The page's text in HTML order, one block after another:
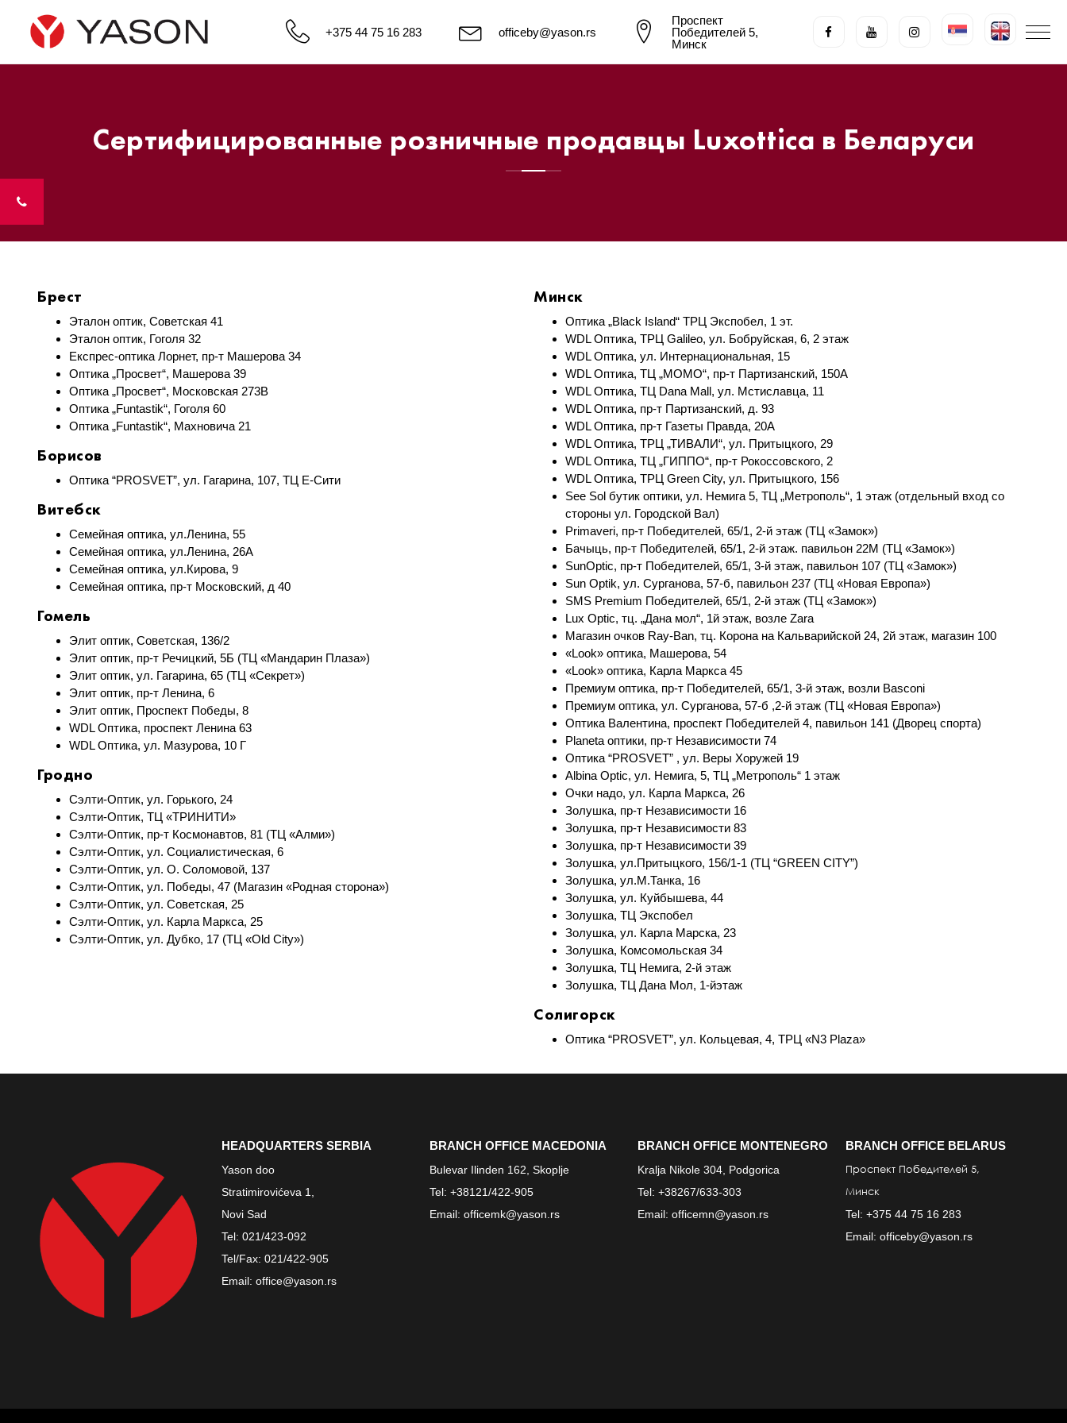
+375 44 75 16 283 officeby@yason.rs
Проспект
Победителeй 5,
Минск
Сертифицированные розничные продавцы Luxottica в Беларуси
Брест
Эталон оптик, Советская 41
Эталон оптик, Гоголя 32
Експрес-оптика Лорнет, пр-т Машерова 34
Оптика „Просвет“, Машерова 39
Оптика „Просвет“, Московская 273В
Оптика „Funtastik“, Гоголя 60
Оптика „Funtastik“, Махновича 21
Борисов
Оптика “PROSVET”, ул. Гагарина, 107, ТЦ Е-Сити
Витебск
Семейная оптика, ул.Ленина, 55
Семейная оптика, ул.Ленина, 26А
Семейная оптика, ул.Кирова, 9
Семейная оптика, пр-т Московский, д 40
Гомель
Элит оптик, Советская, 136/2
Элит оптик, пр-т Речицкий, 5Б (ТЦ «Мандарин Плаза»)
Элит оптик, ул. Гагарина, 65 (ТЦ «Секрет»)
Элит оптик, пр-т Ленина, 6
Элит оптик, Проспект Победы, 8
WDL Оптика, проспект Ленина 63
WDL Оптика, ул. Мазурова, 10 Г
Гродно
Сэлти-Оптик, ул. Горького, 24
Сэлти-Оптик, ТЦ «ТРИНИТИ»
Сэлти-Оптик, пр-т Космонавтов, 81 (ТЦ «Алми»)
Сэлти-Оптик, ул. Социалистическая, 6
Сэлти-Оптик, ул. О. Соломовой, 137
Сэлти-Оптик, ул. Победы, 47 (Магазин «Родная сторона»)
Сэлти-Оптик, ул. Советская, 25
Сэлти-Оптик, ул. Карла Маркса, 25
Сэлти-Оптик, ул. Дубко, 17 (ТЦ «Old City»)
Минск
Оптика „Black Island“ ТРЦ Экспобел, 1 эт.
WDL Оптика, ТРЦ Galileo, ул. Бобруйская, 6, 2 этаж
WDL Оптика, ул. Интернациональная, 15
WDL Оптика, ТЦ „МОМО“, пр-т Партизанский, 150А
WDL Оптика, ТЦ Dana Mall, ул. Мстиславца, 11
WDL Оптика, пр-т Партизанский, д. 93
WDL Оптика, пр-т Газеты Правда, 20А
WDL Оптика, ТРЦ „ТИВАЛИ“, ул. Притыцкого, 29
WDL Оптика, ТЦ „ГИППО“, пр-т Рокоссовского, 2
WDL Оптика, ТРЦ Green City, ул. Притыцкого, 156
See Sol бутик оптики, ул. Немига 5, ТЦ „Метрополь“, 1 этаж (отдельный вход со
стороны ул. Городской Вал)
Primaveri, пр-т Победителей, 65/1, 2-й этаж (ТЦ «Замок»)
Бачыць, пр-т Победителей, 65/1, 2-й этаж. павильон 22М (ТЦ «Замок»)
SunOptic, пр-т Победителей, 65/1, 3-й этаж, павильон 107 (ТЦ «Замок»)
Sun Optik, ул. Сурганова, 57-б, павильон 237 (ТЦ «Новая Европа»)
SMS Premium Победителей, 65/1, 2-й этаж (ТЦ «Замок»)
Lux Optic, тц. „Дана мол“, 1й этаж, возле Zara
Магазин очков Ray-Ban, тц. Корона на Кальварийской 24, 2й этаж, магазин 100
«Look» оптика, Машерова, 54
«Look» оптика, Карла Маркса 45
Премиум оптика, пр-т Победителей, 65/1, 3-й этаж, возли Basconi
Премиум оптика, ул. Сурганова, 57-б ,2-й этаж (ТЦ «Новая Европа»)
Оптика Валентина, проспект Победителей 4, павильон 141 (Дворец спорта)
Planeta оптики, пр-т Независимости 74
Оптика “PROSVET” , ул. Веры Хоружей 19
Albina Optic, ул. Немига, 5, ТЦ „Метрополь“ 1 этаж
Очки надо, ул. Карла Маркса, 26
Золушка, пр-т Независимости 16
Золушка, пр-т Независимости 83
Золушка, пр-т Независимости 39
Золушка, ул.Притыцкого, 156/1-1 (ТЦ “GREEN CITY”)
Золушка, ул.М.Танка, 16
Золушка, ул. Куйбышева, 44
Золушка, ТЦ Экспобел
Золушка, ул. Карла Марска, 23
Золушка, Комсомольская 34
Золушка, ТЦ Немига, 2-й этаж
Золушка, ТЦ Дана Мол, 1-йэтаж
Солигорск
Оптика “PROSVET”, ул. Кольцевая, 4, ТРЦ «N3 Plaza»
HEADQUARTERS SERBIA
Yason doo
Stratimirovićeva 1,
Novi Sad
Tel: 021/423-092
Tel/Fax: 021/422-905
Email: office@yason.rs
BRANCH OFFICE MACEDONIA
Bulevar Ilinden 162, Skoplje
Tel: +38121/422-905
Email: officemk@yason.rs
BRANCH OFFICE MONTENEGRO
Kralja Nikole 304, Podgorica
Tel: +38267/633-303
Email: officemn@yason.rs
BRANCH OFFICE BELARUS
Проспект Победителeй 5,
Минск
Tel: +375 44 75 16 283
Email: officeby@yason.rs